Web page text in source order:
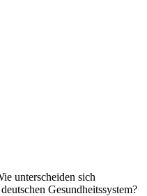
unterscheiden sich
Gesundheitssystem?